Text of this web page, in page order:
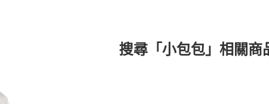
搜尋「小包包」相關商